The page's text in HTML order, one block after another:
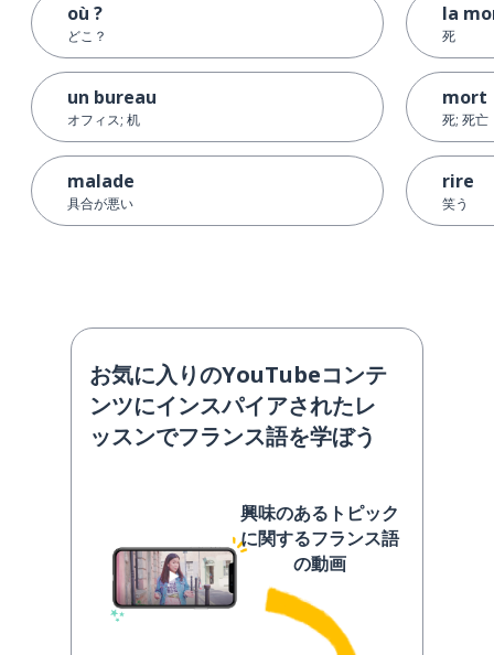
où ?
どこ？
un bureau
オフィス; 机
malade
具合が悪い
la
死
mort
死; 死亡
rire
笑う
お気に入りのYouTubeコンテ
ンツにインスパイアされたレ
ッスンでフランス語を学ぼう
興味のあるトピック
に関するフランス語
の動画